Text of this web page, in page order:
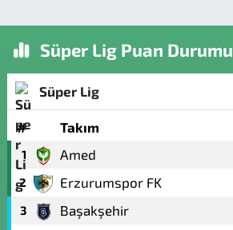
Süper Lig Puan Durumu
Süper Lig
# Takım
1 Amed
2 Erzurumspor FK
3 Başakşehir